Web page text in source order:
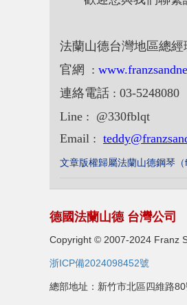
法蘭山德台灣地區總經
官網
:
連絡電話 : 03-5248080
Line : @330fblqt
Email :
文章版權歸屬法蘭山德鋼琴
德國法蘭山德 台灣公司
Copyright © 2007-2024 Franz
浙ICP備2024098452號
總部地址：新竹市北區四維路